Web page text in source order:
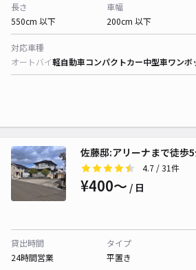
長さ
550cm 以下
車幅
200cm 以下
対応車種
オートバイ軽自動車コンパクトカー中型車ワンボ
佐藤邸:アリーナまで徒歩
4.7 / 31件
¥400〜 / 日
貸出時間
24時間営業
タイプ
平置き